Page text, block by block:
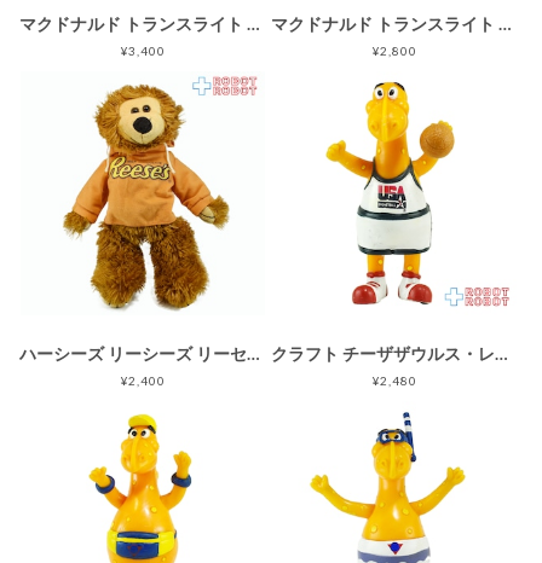
マクドナルド トランスライト メニュー サイン エクストラ・バリューメニュー ハッピーミールトイ 企業物
¥3,400
マクドナルド トランスライト メニュー サイン ワイルドベリーパイ & ワイルドラズベリーシェイク ハッピーミールトイ 企業物
¥2,800
ハーシーズ リーシーズ リーセス ミルクチョコレート ライオン ぬいぐるみ人形 2008 企業物
¥2,400
クラフト チーザザウルス・レックス バスケットボール ベンダブルフィギュア 1992 企業物
¥2,480